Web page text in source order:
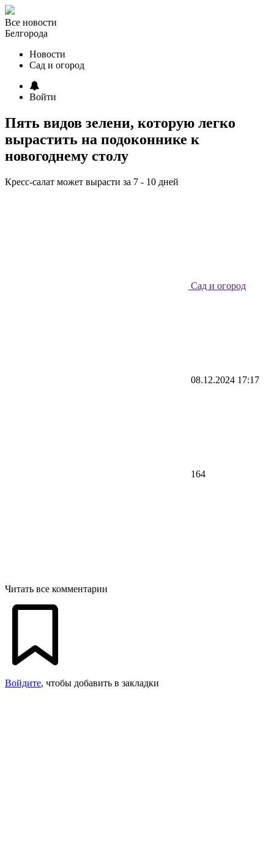
Все новости
Белгорода
Новости
Сад и огород
Войти
Пять видов зелени, которую легко
вырастить на подоконнике к
новогоднему столу
Кресс-салат может вырасти за 7 - 10 дней
Сад и огород
08.12.2024 17:17
164
Читать все комментарии
Войдите, чтобы добавить в закладки